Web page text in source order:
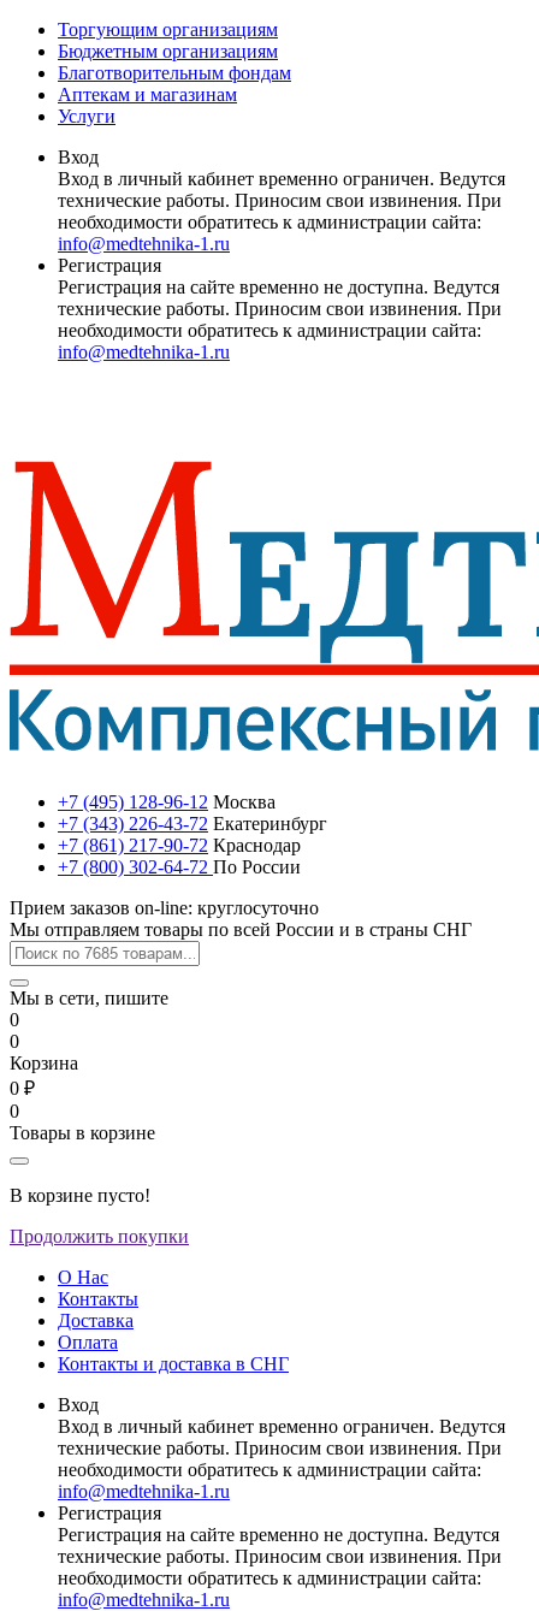
Торгующим организациям
Бюджетным организациям
Благотворительным фондам
Аптекам и магазинам
Услуги
Вход
Вход в личный кабинет временно ограничен. Ведутся
технические работы. Приносим свои извинения. При
необходимости обратитесь к администрации сайта:
info@medtehnika-1.ru
Регистрация
Регистрация на сайте временно не доступна. Ведутся
технические работы. Приносим свои извинения. При
необходимости обратитесь к администрации сайта:
info@medtehnika-1.ru
+7 (495) 128-96-12 Москва
+7 (343) 226-43-72 Екатеринбург
+7 (861) 217-90-72 Краснодар
+7 (800) 302-64-72 По России
Прием заказов on-line: круглосуточно
Мы отправляем товары по всей России и в страны СНГ
Мы в сети, пишите
0
0
Корзина
0 ₽
0
Товары в корзине
В корзине пусто!
Продолжить покупки
О Нас
Контакты
Доставка
Оплата
Контакты и доставка в СНГ
Вход
Вход в личный кабинет временно ограничен. Ведутся
технические работы. Приносим свои извинения. При
необходимости обратитесь к администрации сайта:
info@medtehnika-1.ru
Регистрация
Регистрация на сайте временно не доступна. Ведутся
технические работы. Приносим свои извинения. При
необходимости обратитесь к администрации сайта:
info@medtehnika-1.ru